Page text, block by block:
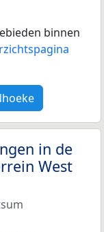
binnen
in de
West